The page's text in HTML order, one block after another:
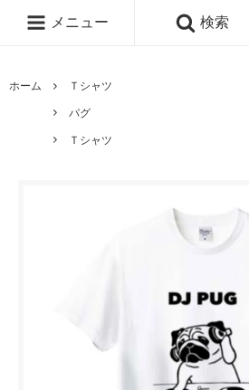
メニュー 検索
ホーム
Ｔシャツ
パグ
Ｔシャツ